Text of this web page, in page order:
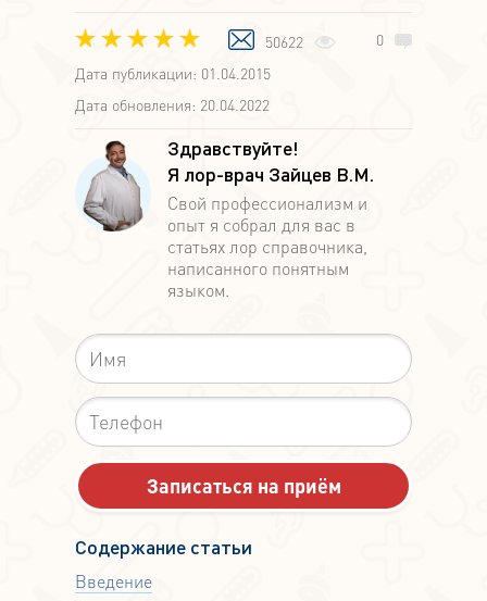
Дата публикации: 01.04.2015
Дата обновления: 20.04.2022
50622 0
Содержание статьи
Введение
Здравствуйте!
Я лор-врач Зайцев В.М.
Свой профессионализм и
опыт я собрал для вас в
статьях лор справочника,
написанного понятным
языком.